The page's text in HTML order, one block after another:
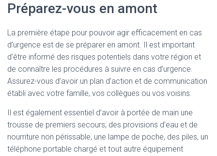
Préparez-vous en amont
La première étape pour pouvoir agir efficacement en cas
d’urgence est de se préparer en amont. Il est important
d’être informé des risques potentiels dans votre région et
de connaître les procédures à suivre en cas d’urgence.
Assurez-vous d’avoir un plan d’action et de communication
établi avec votre famille, vos collègues ou vos voisins.
Il est également essentiel d’avoir à portée de main une
trousse de premiers secours, des provisions d’eau et de
nourriture non périssable, une lampe de poche, des piles, un
téléphone portable chargé et tout autre équipement